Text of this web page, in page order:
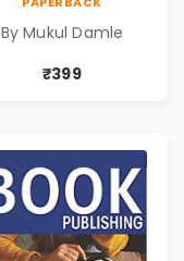
By Mukul Damle
₹399